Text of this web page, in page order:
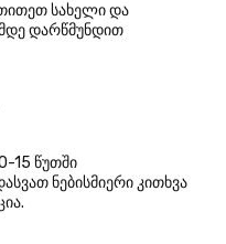
სახელი და
დარწმუნდით
15 წუთში
ნებისმიერი კითხვა